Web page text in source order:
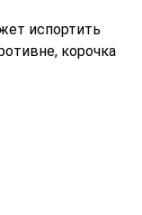
испортить
корочка